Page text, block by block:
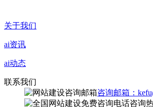
关于我们
ai资讯
ai动态
联系我们
咨询邮箱：
咨询